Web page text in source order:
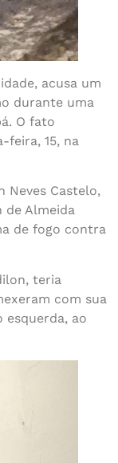
acusa um
durante uma
O fato
feira, 15, na
Neves Castelo,
de Almeida
de fogo contra
teria
com sua
esquerda, ao